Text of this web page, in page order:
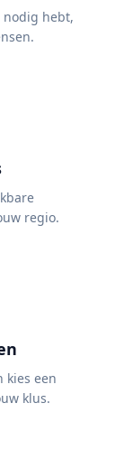
nodig hebt,
regio.
kies een
klus.